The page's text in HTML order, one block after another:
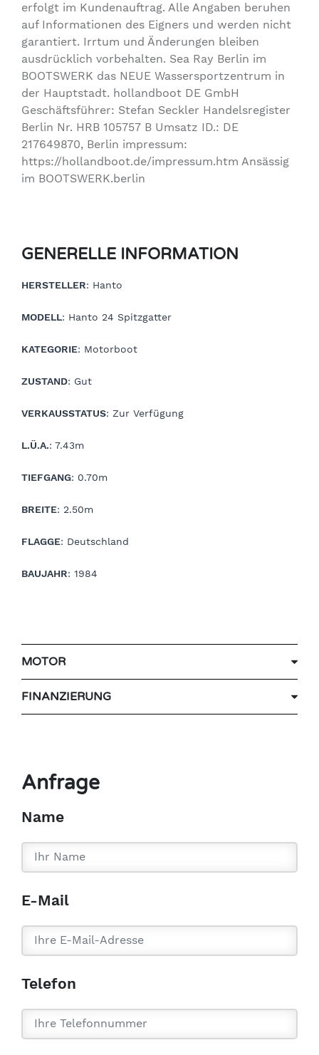
erfolgt im Kundenauftrag. Alle Angaben beruhen
auf Informationen des Eigners und werden nicht
garantiert. Irrtum und Änderungen bleiben
ausdrücklich vorbehalten. Sea Ray Berlin im
BOOTSWERK das NEUE Wassersportzentrum in
der Hauptstadt. hollandboot DE GmbH
Geschäftsführer: Stefan Seckler Handelsregister
Berlin Nr. HRB 105757 B Umsatz ID.: DE
217649870, Berlin impressum:
https://hollandboot.de/impressum.htm Ansässig
im BOOTSWERK.berlin
GENERELLE INFORMATION
HERSTELLER: Hanto
MODELL: Hanto 24 Spitzgatter
KATEGORIE: Motorboot
ZUSTAND: Gut
VERKAUSSTATUS: Zur Verfügung
L.Ü.A.: 7.43m
TIEFGANG: 0.70m
BREITE: 2.50m
FLAGGE: Deutschland
BAUJAHR: 1984
MOTOR
FINANZIERUNG
Anfrage
Name
E-Mail
Telefon